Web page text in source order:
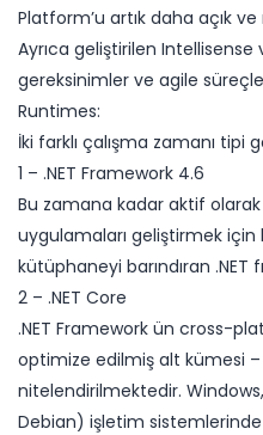
Platform’u artık daha açık
Ayrıca geliştirilen Intellisense
gereksinimler ve agile
Runtimes:
İki farklı çalışma zamanı tipi
1 – .NET Framework 4.6
Bu zamana kadar aktif
uygulamaları geliştirmek için
kütüphaneyi barındıran
2 – .NET Core
.NET Framework ün cross-
optimize edilmiş alt kümesi
nitelendirilmektedir.
Debian) işletim